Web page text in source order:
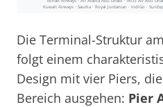
Die Terminal-Struktur
folgt einem
Design mit vier Piers,
Bereich ausgehen: Pier